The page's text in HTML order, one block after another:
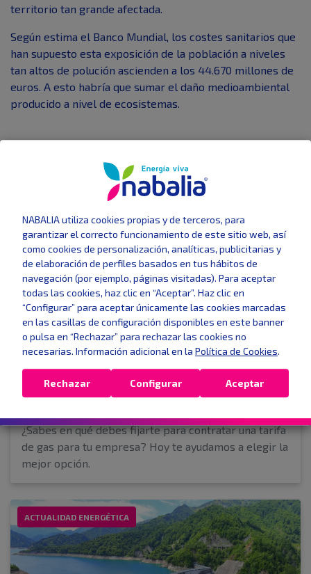
territorio tan grande afectada.
Según estima el Banco Mundial, los costes sanitarios que
han supuesto esta exposición de la población a niveles
tan altos de polución ascienden a los 44.670 millones de
euros. A esto habría que sumar el daño medioambiental
producido a nivel de ecosistemas.
Últimas noticias
GAS BÁSICOS
¿Qué tener en cuenta para contratar una
tarifa de gas para tu negocio?
¿Sabes en qué debes fijarte para contratar una tarifa
de gas para tu empresa? Hoy te ayudamos a elegir la
mejor opción.
ACTUALIDAD ENERGÉTICA
NABALIA utiliza cookies propias y de terceros, para
garantizar el correcto funcionamiento de este sitio web, así
como cookies de personalización, analíticas, publicitarias y
de elaboración de perfiles basados en tus hábitos de
navegación (por ejemplo, páginas visitadas). Para aceptar
todas las cookies, haz clic en “Aceptar”. Haz clic en
“Configurar” para aceptar únicamente las cookies marcadas
en las casillas de configuración disponibles en este banner
o pulsa en “Rechazar” para rechazar las cookies no
necesarias. Información adicional en la Política de Cookies.
Rechazar Configurar Aceptar